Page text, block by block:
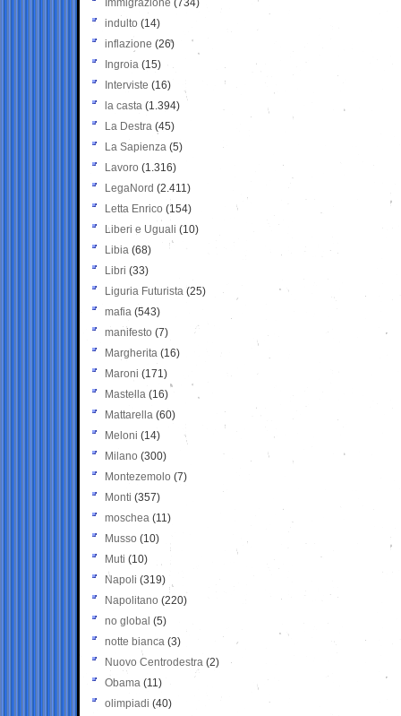
Immigrazione (734)
indulto (14)
inflazione (26)
Ingroia (15)
Interviste (16)
la casta (1.394)
La Destra (45)
La Sapienza (5)
Lavoro (1.316)
LegaNord (2.411)
Letta Enrico (154)
Liberi e Uguali (10)
Libia (68)
Libri (33)
Liguria Futurista (25)
mafia (543)
manifesto (7)
Margherita (16)
Maroni (171)
Mastella (16)
Mattarella (60)
Meloni (14)
Milano (300)
Montezemolo (7)
Monti (357)
moschea (11)
Musso (10)
Muti (10)
Napoli (319)
Napolitano (220)
no global (5)
notte bianca (3)
Nuovo Centrodestra (2)
Obama (11)
olimpiadi (40)